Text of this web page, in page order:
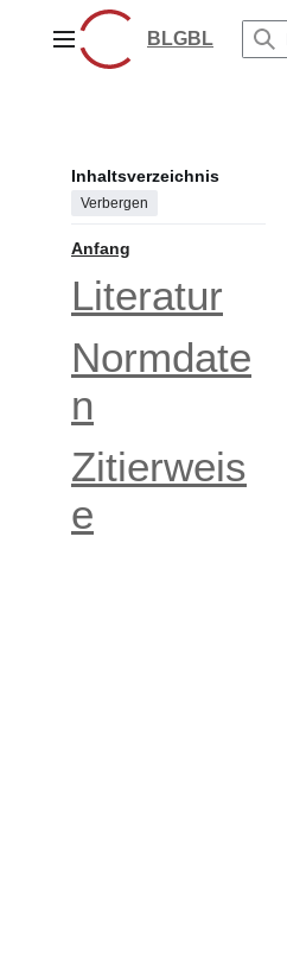
springenHauptmenüBLGBL
Inhaltsverzeichnis
Verbergen
Anfang
Literatur
Normdate
n
Zitierweis
e